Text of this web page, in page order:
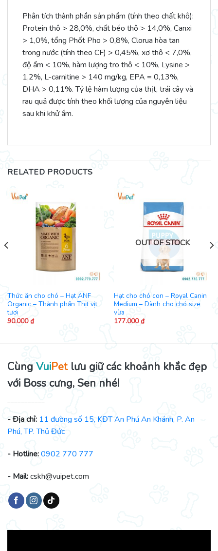
Phân tích thành phần sản phẩm (tính theo chất khô):
Protein thô > 28,0%, chất béo thô > 14,0%, Canxi
> 1,0%, tổng Phốt Pho > 0,8%, Clorua hòa tan
trong nước (tính theo CF) > 0,45%, xơ thô < 7,0%,
độ ẩm < 10%, hàm lượng tro thô < 10%, Lysine >
1,2%, L-carnitine > 140 mg/kg, EPA = 0,13%,
DHA > 0,11%. Tỷ lệ hàm lượng của thịt, trái cây và
rau quả được tính theo khối lượng của nguyên liệu
sau khi khử ẩm.
RELATED PRODUCTS
Thức ăn cho chó – Hạt ANF
Organic – Thành phần Thịt vịt
tươi
90.000₫
OUT OF STOCK
Hạt cho chó con – Royal Canin
Medium – Dành cho chó size
vừa
177.000₫
Cùng VuiPetlưu giữ các khoảnh khắc đẹp
với Boss cưng, Sen nhé!
___________
- Địa chỉ: 11 đường số 15, KĐT An Phú An Khánh, P. An
Phú, TP. Thủ Đức
- Hotline:0902 770 777
- Mail:cskh@vuipet.com